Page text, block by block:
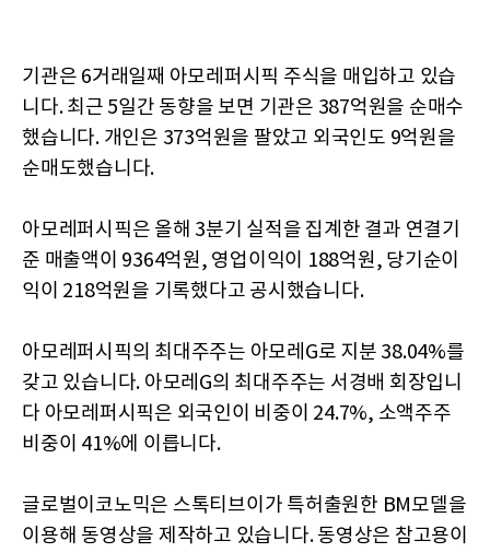
기관은 6거래일째 아모레퍼시픽 주식을 매입하고 있습
니다. 최근 5일간 동향을 보면 기관은 387억원을 순매수
했습니다. 개인은 373억원을 팔았고 외국인도 9억원을
순매도했습니다.
아모레퍼시픽은 올해 3분기 실적을 집계한 결과 연결기
준 매출액이 9364억원, 영업이익이 188억원, 당기순이
익이 218억원을 기록했다고 공시했습니다.
아모레퍼시픽의 최대주주는 아모레G로 지분 38.04%를
갖고 있습니다. 아모레G의 최대주주는 서경배 회장입니
다 아모레퍼시픽은 외국인이 비중이 24.7%, 소액주주
비중이 41%에 이릅니다.
글로벌이코노믹은 스톡티브이가 특허출원한 BM모델을
이용해 동영상을 제작하고 있습니다. 동영상은 참고용이